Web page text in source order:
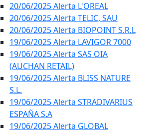
20/06/2025 Alerta L'OREAL
20/06/2025 Alerta TELIC, SAU
20/06/2025 Alerta BIOPOINT S.R.L
19/06/2025 Alerta LAVIGOR 7000
19/06/2025 Alerta SAS OIA
(AUCHAN RETAIL)
19/06/2025 Alerta BLISS NATURE
S.L.
19/06/2025 Alerta STRADIVARIUS
ESPAÑA S.A
19/06/2025 Alerta GLOBAL